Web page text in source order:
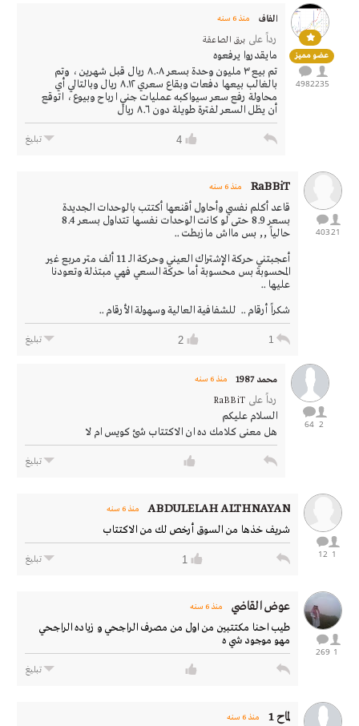
عضو مميز
235
4982
الفاف منذ 6 سنه
رداً على برق الصاعقة
مايقدروا يرفعوه
تم بيع ٣ مليون وحدة بسعر ٨.٠٨ ريال قبل شهرين ، وتم
بالغالب بيعها دفعات وبقاع سعري ٨.١٢ ريال وبالتالي أي
محاولة رفع سعر سيواكبه عمليات جني ارباح وبيوع ، اتوقع
أن يظل السعر لفترة طويلة دون ٨.٦ ريال
4 تبليغ
21
403
RaBBiT منذ 6 سنه
قاعد أكلم نفسي وأحاول أقنعها أكتتب بالوحدات الجديدة
بسعر 8.9 حتى لو كانت الوحدات نفسها تتداول بسعر 8.4
حالياً ,, بس مااش مازبطت ..
أعجبتني حركة الإشتراك العيني وحركة الـ 11 ألف متر مربع غير
المحسوبة بس محسوبة أما حركة السعي فهي مبتذلة وتعودنا
عليها ..
شكراً أرقام .. للشفافية العالية وسهولة الأرقام ..
1
2 تبليغ
2
64
محمد 1987 منذ 6 سنه
رداً على RaBBiT
السلام عليكم
هل معنى كلامك ده ان الاكتتاب شئ كويس ام لا
تبليغ
1
12
ABDULELAH ALTHNAYAN منذ 6 سنه
شريف خذها من السوق أرخص لك من الاكتتاب
1 تبليغ
1
269
عوض القاضي منذ 6 سنه
طيب احنا مكتتبين من اول من مصرف الراجحي و زياده الراجحي
مهو موجود شي ه
تبليغ
لماح 1 منذ 6 سنه